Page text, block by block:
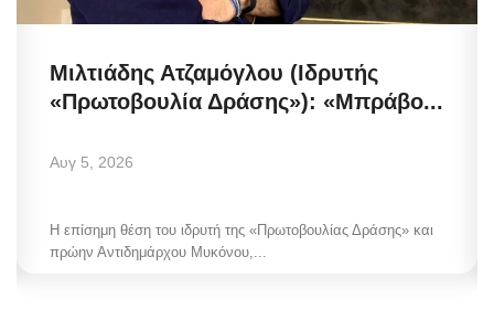
Μιλτιάδης Ατζαμόγλου (Ιδρυτής
«Πρωτοβουλία Δράσης»): «Μπράβο...
Αυγ 5, 2026
Η επίσημη θέση του ιδρυτή της «Πρωτοβουλίας Δράσης» και
πρώην Αντιδημάρχου Μυκόνου,...